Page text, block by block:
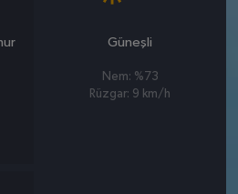
Güneşli
Nem: %73
Rüzgar: 9 km/h